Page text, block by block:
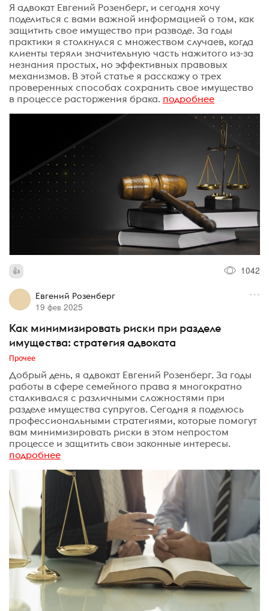
Я адвокат Евгений Розенберг, и сегодня хочу
поделиться с вами важной информацией о том, как
защитить свое имущество при разводе. За годы
практики я столкнулся с множеством случаев, когда
клиенты теряли значительную часть нажитого из-за
незнания простых, но эффективных правовых
механизмов. В этой статье я расскажу о трех
проверенных способах сохранить свое имущество
в процессе расторжения брака. подробнее
1042
Евгений Розенберг
19 фев 2025
Как минимизировать риски при разделе
имущества: стратегия адвоката
Прочее
Добрый день, я адвокат Евгений Розенберг. За годы
работы в сфере семейного права я многократно
сталкивался с различными сложностями при
разделе имущества супругов. Сегодня я поделюсь
профессиональными стратегиями, которые помогут
вам минимизировать риски в этом непростом
процессе и защитить свои законные интересы.
подробнее